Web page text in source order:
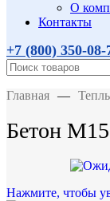
О
Контакты
+7 (800) 350-08-
Главная —
Бетон
Нажмите, чтобы